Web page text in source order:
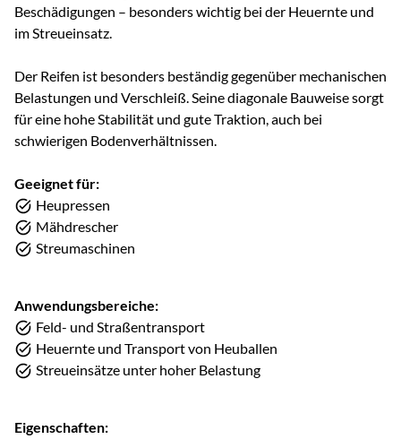
Beschädigungen – besonders wichtig bei der Heuernte und
im Streueinsatz.
Der Reifen ist besonders beständig gegenüber mechanischen
Belastungen und Verschleiß. Seine diagonale Bauweise sorgt
für eine hohe Stabilität und gute Traktion, auch bei
schwierigen Bodenverhältnissen.
Geeignet für:
Heupressen
Mähdrescher
Streumaschinen
Anwendungsbereiche:
Feld- und Straßentransport
Heuernte und Transport von Heuballen
Streueinsätze unter hoher Belastung
Eigenschaften: